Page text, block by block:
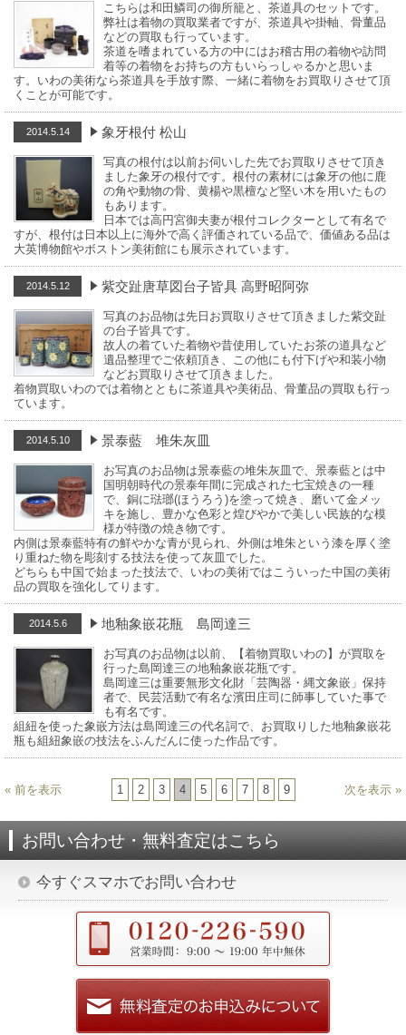
こちらは和田鱗司の御所籠と、茶道具のセットです。
弊社は着物の買取業者ですが、茶道具や掛軸、骨董品
などの買取も行っています。
茶道を嗜まれている方の中にはお稽古用の着物や訪問
着等の着物をお持ちの方もいらっしゃるかと思いま
す。いわの美術なら茶道具を手放す際、一緒に着物をお買取りさせて頂
くことが可能です。
2014.5.14 象牙根付 松山
写真の根付は以前お伺いした先でお買取りさせて頂き
ました象牙の根付です。根付の素材には象牙の他に鹿
の角や動物の骨、黄楊や黒檀など堅い木を用いたもの
もあります。
日本では高円宮御夫妻が根付コレクターとして有名で
すが、根付は日本以上に海外で高く評価されている品で、価値ある品は
大英博物館やボストン美術館にも展示されています。
2014.5.12 紫交趾唐草図台子皆具 高野昭阿弥
写真のお品物は先日お買取りさせて頂きました紫交趾
の台子皆具です。
故人の着ていた着物や昔使用していたお茶の道具など
遺品整理でご依頼頂き、この他にも付下げや和装小物
などお買取りさせて頂きました。
着物買取いわのでは着物とともに茶道具や美術品、骨董品の買取も行っ
ています。
2014.5.10 景泰藍 堆朱灰皿
お写真のお品物は景泰藍の堆朱灰皿で、景泰藍とは中
国明朝時代の景泰年間に完成された七宝焼きの一種
で、銅に琺瑯(ほうろう)を塗って焼き、磨いて金メッ
キを施し、豊かな色彩と煌びやかで美しい民族的な模
様が特徴の焼き物です。
内側は景泰藍特有の鮮やかな青が見られ、外側は堆朱という漆を厚く塗
り重ねた物を彫刻する技法を使って灰皿でした。
どちらも中国で始まった技法で、いわの美術ではこういった中国の美術
品の買取を強化してります。
2014.5.6 地釉象嵌花瓶 島岡達三
お写真のお品物は以前、【着物買取いわの】が買取を
行った島岡達三の地釉象嵌花瓶です。
島岡達三は重要無形文化財「芸陶器・縄文象嵌」保持
者で、民芸活動で有名な濱田庄司に師事していた事で
も有名です。
組紐を使った象嵌方法は島岡達三の代名詞で、お買取りした地釉象嵌花
瓶も組紐象嵌の技法をふんだんに使った作品です。
« 前を表示 1 2 3 4 5 6 7 8 9 次を表示 »
お問い合わせ・無料査定はこちら
今すぐスマホでお問い合わせ